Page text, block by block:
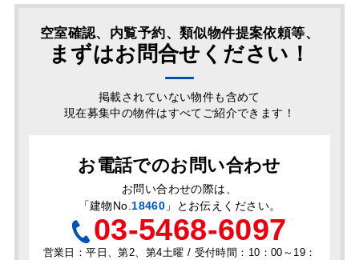
空室確認、内覧予約、類似物件提案依頼等、
まずはお問合せください！
掲載されていない物件も含めて
現在募集中の物件はすべてご紹介できます！
お電話でのお問い合わせ
お問い合わせの際は、
「建物No. 18460 」とお伝えください。
03-5468-6097
営業日：平日、第2、第4土曜 / 受付時間：10：00～19：